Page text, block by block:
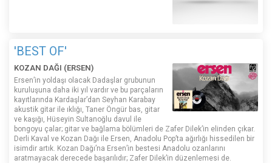
'BEST OF'
KOZAN DAĞI (ERSEN)
Ersen’in yoldaşı olacak Dadaşlar grubunun
kuruluşuna daha iki yıl vardır ve bu parçaların
kayıtlarında Kardaşlar’dan Seyhan Karabay
akustik gitar ile ıklığı, Taner Öngür bas, gitar
ve kaşığı, Hüseyin Sultanoğlu davul ile
bongoyu çalar; gitar ve bağlama bölümleri de Zafer Dilek’in elinden çıkar.
Derli Kaval ve Kozan Dağı ile Ersen, Anadolu Pop’ta ağırlığı hissedilen bir
isimdir artık. Kozan Dağı’na Ersen’in bestesi Anadolu ozanlarını
aratmayacak derecede başarılıdır; Zafer Dilek’in düzenlemesi de.